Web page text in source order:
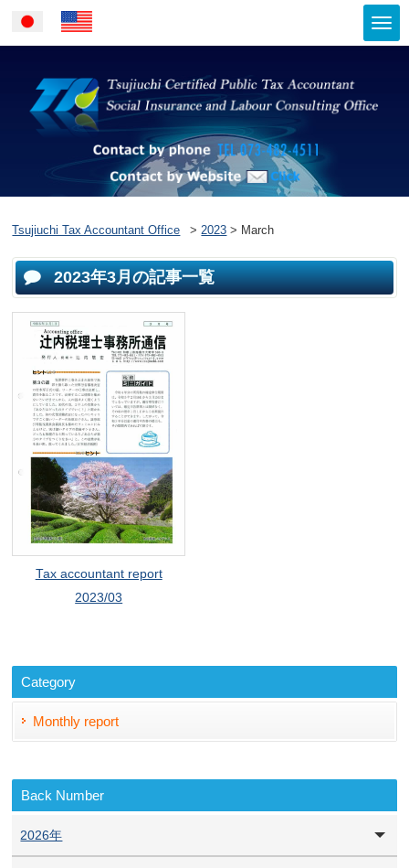
JapaneseEnglish
Contact by
Contact by Website
Tsujiuchi Tax Accountant Office >2023 > March
2023年3月の記事一覧
Tax accountant report
2023/03
Category
Monthly report
Back Number
2026年